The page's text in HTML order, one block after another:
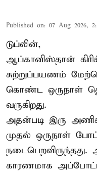
Published on: 07 Aug 2026,
டுப்லின்,
ஆப்கானிஸ்தான்
சுற்றுப்பயணம்
கொண்ட ஒருநாள்
வருகிறது.
அதன்படி இரு
முதல் ஒருநாள்
காரணமாக